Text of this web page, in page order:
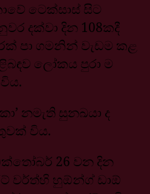
ටෙක්සාස් සිට
දක්වා දින 108කදී
පා ගමනින් වැඩම කළ
ලෝකය පුරා ම
නමැති සුනඛයා ද
විය.
26 වන දින
වර්ත්හි හුඕන්ග් ඩාඕ